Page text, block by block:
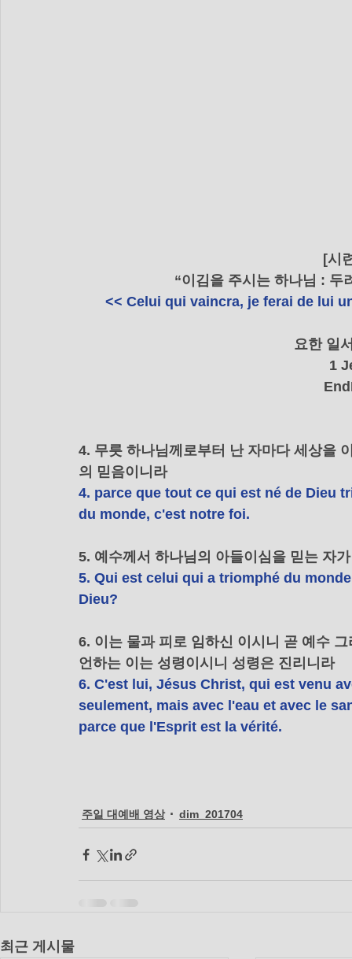
[시
“이김을 주시는 하나님 : 두
<< Celui qui vaincra, je ferai de lui
요한
1
4. 무릇 하나님께로부터 난 자마다 세상을
의 믿음이니라
4. parce que tout ce qui est né de Dieu
du monde, c'est notre foi.
5. 예수께서 하나님의 아들이심을 믿는 자
5. Qui est celui qui a triomphé du
Dieu?
6. 이는 물과 피로 임하신 이시니 곧 예수
언하는 이는 성령이시니 성령은 진리니라
6. C'est lui, Jésus Christ, qui est venu
seulement, mais avec l'eau et avec le
parce que l'Esprit est la vérité.
주일 대예배 영상 dim_201704
최근 게시물